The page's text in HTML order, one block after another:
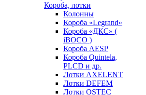
Короба, лотки
Колонны
Короба «Legrand»
Короба «ДКС» (
iBOCO )
Короба AESP
Короба Quintela,
PLCD и др.
Лотки AXELENT
Лотки DEFEM
Лотки OSTEC